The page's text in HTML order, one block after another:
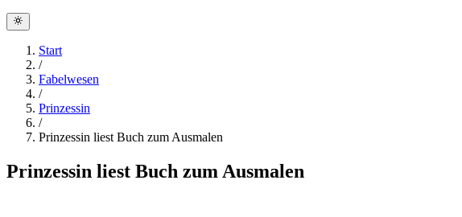
Start
/
Fabelwesen
/
Prinzessin
/
Prinzessin liest Buch zum Ausmalen
Prinzessin liest Buch zum Ausmalen